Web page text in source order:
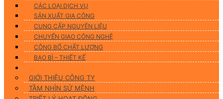
CÁC LOẠI DỊCH VỤ
SẢN XUẤT GIA CÔNG
CUNG CẤP NGUYÊN LIỆU
CHUYỂN GIAO CÔNG NGHỆ
CÔNG BỐ CHẤT LƯỢNG
BAO BÌ – THIẾT KẾ
GIỚI THIỆU CÔNG TY
TẦM NHÌN SỨ MỆNH